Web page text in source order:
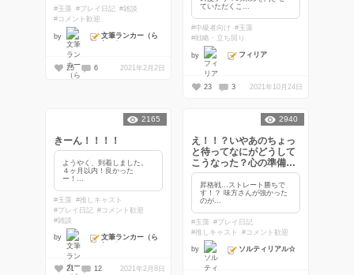
#玉藻 #プレイ日記 #雑談
#コメント歓迎
by
文筆ランカー（ら
しい）
25 6 2021年2月2日
ていただくこ...
#中級者向け #玉藻
#戦略・立ち回り
by フィリア
23 3 2021年10月24日
きーん！！！！
ようやく、到着しました。
４ヶ月以内！良かった
ー！...
#玉藻 #推しキャスト
#プレイ日記 #コメント歓迎
#雑談
by
文筆ランカー（ら
しい）
2165
21 12 2021年2月8日
え！！？いやあのちょっ
と待ってなにがどうして
こうなった？心の準備
が…
昇格戦…ストレート勝ちで
す！？ 味方さんが強かった
のが...
#玉藻 #プレイ日記
#推しキャスト
#コメント歓迎
by ソルティリアル☆
2940